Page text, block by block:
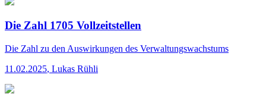
Die Zahl 1705 Vollzeitstellen
Die Zahl zu den Auswirkungen des Verwaltungswachstums
11.02.2025, Lukas Rühli